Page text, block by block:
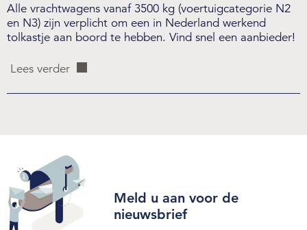
Alle vrachtwagens vanaf 3500 kg (voertuigcategorie N2
en N3) zijn verplicht om een in Nederland werkend
tolkastje aan boord te hebben. Vind snel een aanbieder!
Lees verder
Meld u aan voor de
nieuwsbrief